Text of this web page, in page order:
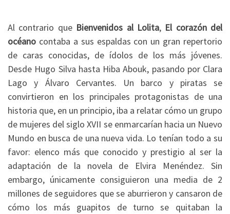
Al contrario que Bienvenidos al Lolita, El corazón del
océano contaba a sus espaldas con un gran repertorio
de caras conocidas, de ídolos de los más jóvenes.
Desde Hugo Silva hasta Hiba Abouk, pasando por Clara
Lago y Álvaro Cervantes. Un barco y piratas se
convirtieron en los principales protagonistas de una
historia que, en un principio, iba a relatar cómo un grupo
de mujeres del siglo XVII se enmarcarían hacia un Nuevo
Mundo en busca de una nueva vida. Lo tenían todo a su
favor: elenco más que conocido y prestigio al ser la
adaptación de la novela de Elvira Menéndez. Sin
embargo, únicamente consiguieron una media de 2
millones de seguidores que se aburrieron y cansaron de
cómo los más guapitos de turno se quitaban la